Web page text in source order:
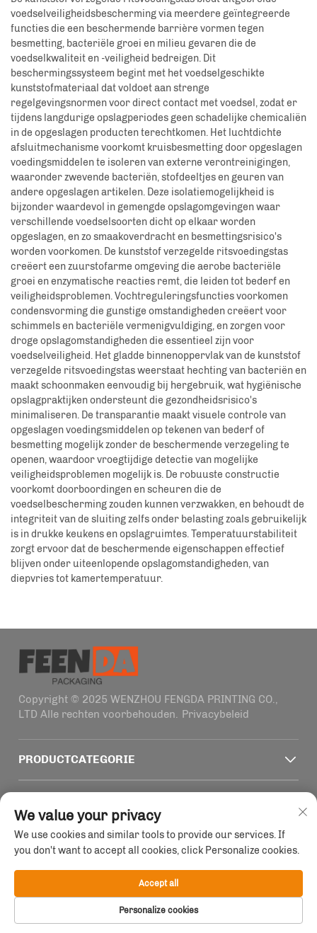
voedselveiligheidsbescherming via meerdere geïntegreerde
functies die een beschermende barrière vormen tegen
besmetting, bacteriële groei en milieu gevaren die de
voedselkwaliteit en -veiligheid bedreigen. Dit
beschermingssysteem begint met het voedselgeschikte
kunststofmateriaal dat voldoet aan strenge
regelgevingsnormen voor direct contact met voedsel, zodat er
tijdens langdurige opslagperiodes geen schadelijke chemicaliën
in de opgeslagen producten terechtkomen. Het luchtdichte
afsluitmechanisme voorkomt kruisbesmetting door opgeslagen
voedingsmiddelen te isoleren van externe verontreinigingen,
waaronder zwevende bacteriën, stofdeeltjes en geuren van
andere opgeslagen artikelen. Deze isolatiemogelijkheid is
bijzonder waardevol in gemengde opslagomgevingen waar
verschillende voedselsoorten dicht op elkaar worden
opgeslagen, en zo smaakoverdracht en besmettingsrisico's
worden voorkomen. De kunststof verzegelde ritsvoedingstas
creëert een zuurstofarme omgeving die aerobe bacteriële
groei en enzymatische reacties remt, die leiden tot bederf en
veiligheidsproblemen. Vochtreguleringsfuncties voorkomen
condensvorming die gunstige omstandigheden creëert voor
schimmels en bacteriële vermenigvuldiging, en zorgen voor
droge opslagomstandigheden die essentieel zijn voor
voedselveiligheid. Het gladde binnenoppervlak van de kunststof
verzegelde ritsvoedingstas weerstaat hechting van bacteriën en
maakt schoonmaken eenvoudig bij hergebruik, wat hygiënische
opslagpraktijken ondersteunt die gezondheidsrisico's
minimaliseren. De transparantie maakt visuele controle van
opgeslagen voedingsmiddelen op tekenen van bederf of
besmetting mogelijk zonder de beschermende verzegeling te
openen, waardoor vroegtijdige detectie van mogelijke
veiligheidsproblemen mogelijk is. De robuuste constructie
voorkomt doorboordingen en scheuren die de
voedselbescherming zouden kunnen verzwakken, en behoudt de
integriteit van de sluiting zelfs onder belasting zoals gebruikelijk
is in drukke keukens en opslagruimtes. Temperatuurstabiliteit
zorgt ervoor dat de beschermende eigenschappen effectief
blijven onder uiteenlopende opslagomstandigheden, van
diepvries tot kamertemperatuur.
Copyright © 2025 WENZHOU FENGDA PRINTING CO.,
LTD Alle rechten voorbehouden. Privacybeleid
PRODUCTCATEGORIE
CONTACTINFORMATIE
Office add : Gebouw 4, Nr. 1915-2011 Haifeng Road,
Wenzhou, Zhejiang, China
E-mail:[email protected]
+86-13758856618
We value your privacy
We use cookies and similar tools to provide our services. If
you don't want to accept all cookies, click Personalize cookies.
Personalize cookies
Accept all